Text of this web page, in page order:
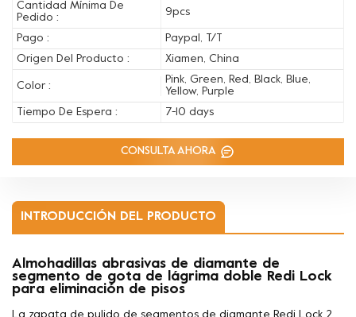
Cantidad Mínima De
Pedido :
9pcs
Pago :
Paypal, T/T
Origen Del Producto :
Xiamen, China
Color :
Pink, Green, Red, Black, Blue,
Yellow, Purple
Tiempo De Espera :
7-10 days
CONSULTA AHORA
INTRODUCCIÓN DEL PRODUCTO
Almohadillas abrasivas de diamante de
segmento de gota de lágrima doble Redi Lock
para eliminación de pisos